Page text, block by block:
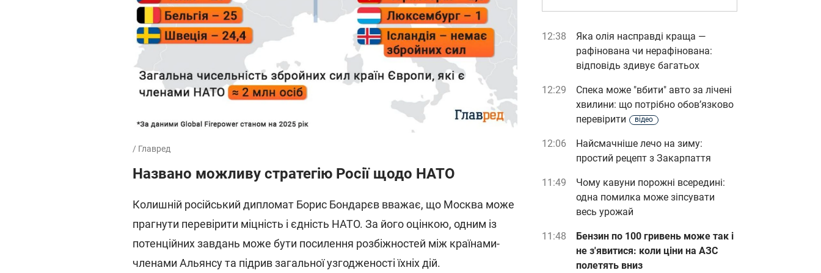
/ Главред
Названо можливу стратегію Росії щодо НАТО
Колишній російський дипломат Борис Бондарєв вважає, що Москва може
прагнути перевірити міцність і єдність НАТО. За його оцінкою, одним із
потенційних завдань може бути посилення розбіжностей між країнами-
членами Альянсу та підрив загальної узгодженості їхніх дій.
12:38
Яка олія насправді краща —
рафінована чи нерафінована:
відповідь здивує багатьох
12:29
Спека може "вбити" авто за лічені
хвилини: що потрібно обов’язково
перевірити
відео
12:06
Найсмачніше лечо на зиму:
простий рецепт з Закарпаття
11:49
Чому кавуни порожні всередині:
одна помилка може зіпсувати
весь урожай
11:48
Бензин по 100 гривень може так і
не з'явитися: коли ціни на АЗС
полетять вниз